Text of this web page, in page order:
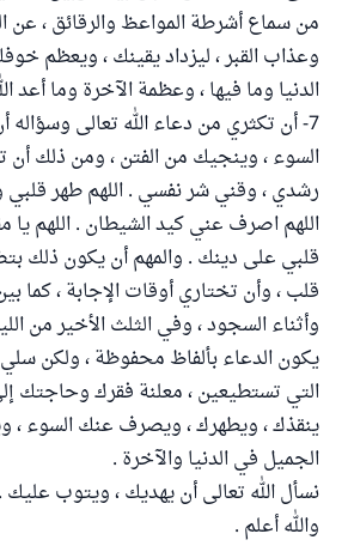
من سماع أشرطة المواعظ والرقائق ، عن
وعذاب القبر ، ليزداد يقينك ، ويعظم
الدنيا وما فيها ، وعظمة الآخرة وما أعد
7- أن تكثري من دعاء الله تعالى
السوء ، وينجيك من الفتن ، ومن ذلك أن
رشدي ، وقني شر نفسي . اللهم طهر
اللهم اصرف عني كيد الشيطان . اللهم يا
قلبي على دينك . والمهم أن يكون ذلك
قلب ، وأن تختاري أوقات الإجابة ، كما
وأثناء السجود ، وفي الثلث الأخير من
يكون الدعاء بألفاظ محفوظة ، ولكن سلي
التي تستطيعين ، معلنة فقرك وحاجتك
ينقذك ، ويطهرك ، ويصرف عنك السوء ،
الجميل في الدنيا والآخرة .
نسأل الله تعالى أن يهديك ، ويتوب عليك .
والله أعلم .